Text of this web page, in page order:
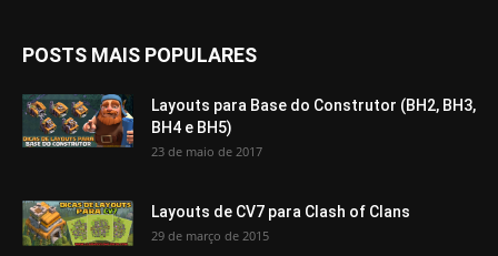
POSTS MAIS POPULARES
Layouts para Base do Construtor (BH2, BH3,
BH4 e BH5)
23 de maio de 2017
Layouts de CV7 para Clash of Clans
29 de março de 2015